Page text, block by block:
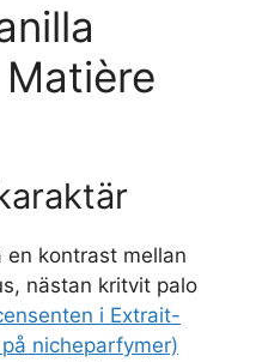
en kontrast mellan
nästan kritvit palo
i Extrait-
nicheparfymer)